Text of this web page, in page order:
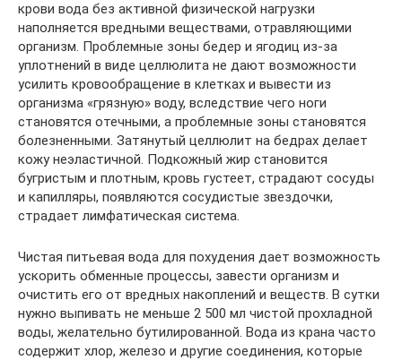
крови вода без активной физической нагрузки
наполняется вредными веществами, отравляющими
организм. Проблемные зоны бедер и ягодиц из-за
уплотнений в виде целлюлита не дают возможности
усилить кровообращение в клетках и вывести из
организма «грязную» воду, вследствие чего ноги
становятся отечными, а проблемные зоны становятся
болезненными. Затянутый целлюлит на бедрах делает
кожу неэластичной. Подкожный жир становится
бугристым и плотным, кровь густеет, страдают сосуды
и капилляры, появляются сосудистые звездочки,
страдает лимфатическая система.
Чистая питьевая вода для похудения дает возможность
ускорить обменные процессы, завести организм и
очистить его от вредных накоплений и веществ. В сутки
нужно выпивать не меньше 2 500 мл чистой прохладной
воды, желательно бутилированной. Вода из крана часто
содержит хлор, железо и другие соединения, которые